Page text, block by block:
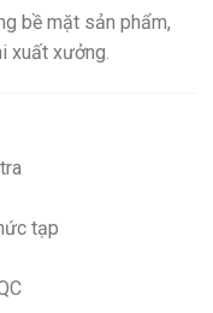
bề mặt sản phẩm,
xuất xưởng.
tạp